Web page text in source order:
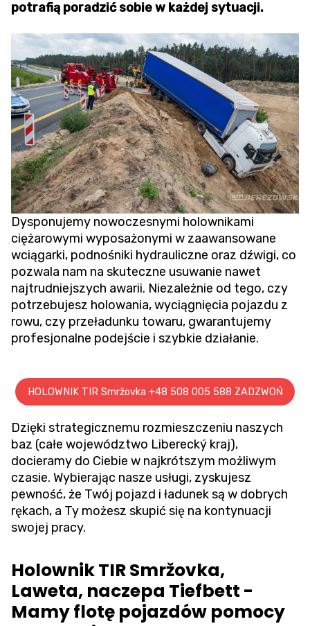
potrafią poradzić sobie w każdej sytuacji.
Dysponujemy nowoczesnymi holownikami
ciężarowymi wyposażonymi w zaawansowane
wciągarki, podnośniki hydrauliczne oraz dźwigi, co
pozwala nam na skuteczne usuwanie nawet
najtrudniejszych awarii. Niezależnie od tego, czy
potrzebujesz holowania,wyciągnięcia pojazdu z
rowu, czy przeładunku towaru, gwarantujemy
profesjonalne podejście i szybkie działanie.
HOLOWNIK TIR Smržovka +48 508 005 588 ZADZWOŃ
Dzięki strategicznemu rozmieszczeniu naszych
baz (całe województwo Liberecký kraj),
docieramy do Ciebie w najkrótszym możliwym
czasie. Wybierając nasze usługi, zyskujesz
pewność, że Twój pojazd i ładunek są w dobrych
rękach, a Ty możesz skupić się na kontynuacji
swojej pracy.
Holownik TIR Smržovka,
Laweta, naczepa Tiefbett -
Mamy flotę pojazdów pomocy